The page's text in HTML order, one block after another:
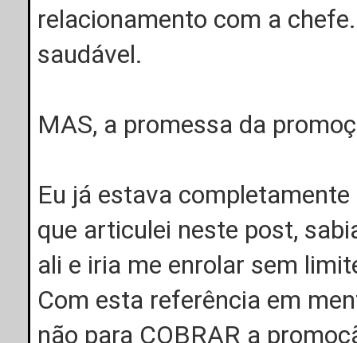
relacionamento com a
saudável.
MAS, a promessa da
Eu já estava
que articulei neste post,
ali e iria me enrolar sem
Com esta referência em
não para COBRAR a